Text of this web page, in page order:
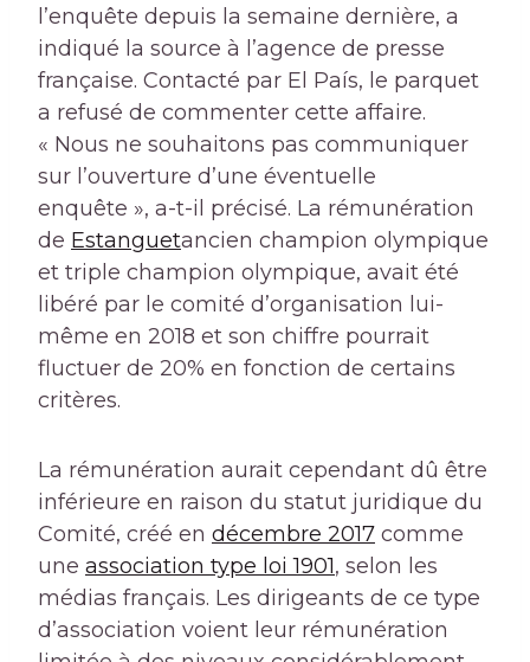
l’enquête depuis la semaine dernière, a
indiqué la source à l’agence de presse
française. Contacté par El País, le parquet
a refusé de commenter cette affaire.
« Nous ne souhaitons pas communiquer
sur l’ouverture d’une éventuelle
enquête », a-t-il précisé. La rémunération
de Estanguetancien champion olympique
et triple champion olympique, avait été
libéré par le comité d’organisation lui-
même en 2018 et son chiffre pourrait
fluctuer de 20% en fonction de certains
critères.
La rémunération aurait cependant dû être
inférieure en raison du statut juridique du
Comité, créé en décembre 2017 comme
une association type loi 1901, selon les
médias français. Les dirigeants de ce type
d’association voient leur rémunération